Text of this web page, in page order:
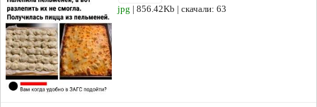
jpg | 856.42Kb | скачали: 63